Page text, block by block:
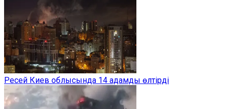
Ресей Киев облысында 14 адамды өлтірді